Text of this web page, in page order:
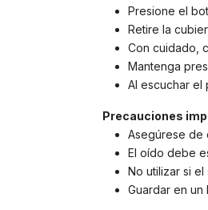
Presione el
Retire la
Con cuidado,
Mantenga
Al escuchar el
Precauciones
Asegúrese de
El oído debe
No utilizar si
Guardar en